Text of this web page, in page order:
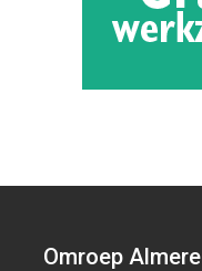
Omroep Almere